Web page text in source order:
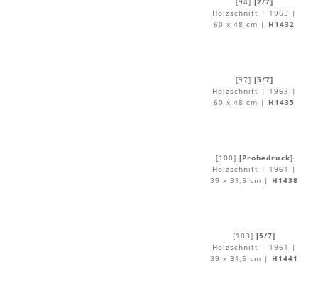
[2/7]
Holzschnitt | 1963 |
60 x 48 cm |
H1432
[97] [5/7]
Holzschnitt | 1963 |
60 x 48 cm |
H1435
[100] [Probedruck]
Holzschnitt | 1961 |
39 x 31,5 cm |
H1438
[103] [5/7]
Holzschnitt | 1961 |
39 x 31,5 cm |
H1441